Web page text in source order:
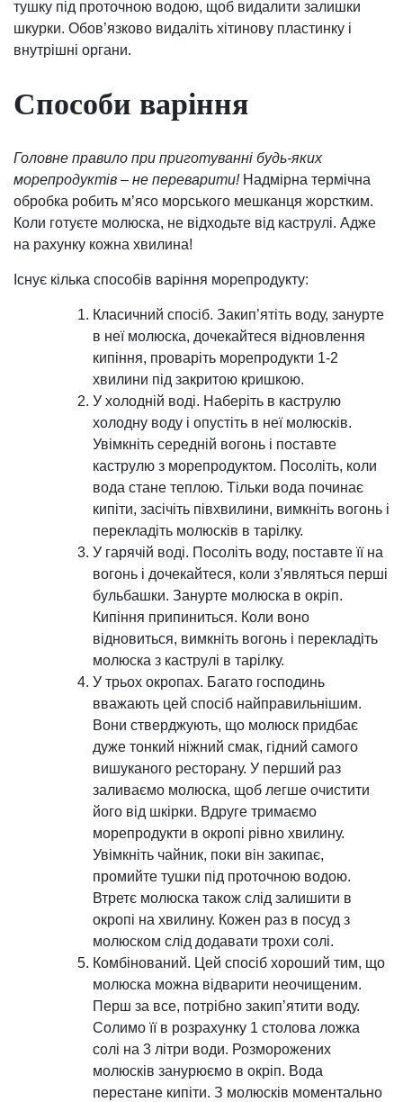
тушку під проточною водою, щоб видалити залишки
шкурки. Обов’язково видаліть хітинову пластинку і
внутрішні органи.
Способи варіння
Головне правило при приготуванні будь-яких
морепродуктів – не переварити!Надмірна термічна
обробка робить м’ясо морського мешканця жорстким.
Коли готуєте молюска, не відходьте від каструлі. Адже
на рахунку кожна хвилина!
Існує кілька способів варіння морепродукту:
Класичний спосіб. Закип’ятіть воду, занурте
в неї молюска, дочекайтеся відновлення
кипіння, проваріть морепродукти 1-2
хвилини під закритою кришкою.
У холодній воді. Наберіть в каструлю
холодну воду і опустіть в неї молюсків.
Увімкніть середній вогонь і поставте
каструлю з морепродуктом. Посоліть, коли
вода стане теплою. Тільки вода починає
кипіти, засічіть півхвилини, вимкніть вогонь і
перекладіть молюсків в тарілку.
У гарячій воді. Посоліть воду, поставте її на
вогонь і дочекайтеся, коли з’являться перші
бульбашки. Занурте молюска в окріп.
Кипіння припиниться. Коли воно
відновиться, вимкніть вогонь і перекладіть
молюска з каструлі в тарілку.
У трьох окропах. Багато господинь
вважають цей спосіб найправильнішим.
Вони стверджують, що молюск придбає
дуже тонкий ніжний смак, гідний самого
вишуканого ресторану. У перший раз
заливаємо молюска, щоб легше очистити
його від шкірки. Вдруге тримаємо
морепродукти в окропі рівно хвилину.
Увімкніть чайник, поки він закипає,
промийте тушки під проточною водою.
Втретє молюска також слід залишити в
окропі на хвилину. Кожен раз в посуд з
молюском слід додавати трохи солі.
Комбінований. Цей спосіб хороший тим, що
молюска можна відварити неочищеним.
Перш за все, потрібно закип’ятити воду.
Солимо її в розрахунку 1 столова ложка
солі на 3 літри води. Розморожених
молюсків занурюємо в окріп. Вода
перестане кипіти. З молюсків моментально